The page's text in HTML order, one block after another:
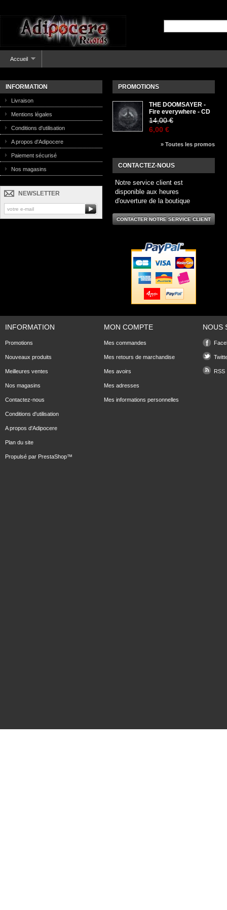
Accueil
INFORMATION
Livraison
Mentions légales
Conditions d'utilisation
A propos d'Adipocere
Paiement sécurisé
Nos magasins
NEWSLETTER
PROMOTIONS
THE DOOMSAYER -
Fire everywhere - CD
14,00 €
6,00 €
» Toutes les promos
CONTACTEZ-NOUS
Notre service client est
disponible aux heures
d'ouverture de la boutique
CONTACTER NOTRE SERVICE CLIENT
INFORMATION
Promotions
Nouveaux produits
Meilleures ventes
Nos magasins
Contactez-nous
Conditions d'utilisation
A propos d'Adipocere
Plan du site
Propulsé par PrestaShop™
MON COMPTE
Mes commandes
Mes retours de marchandise
Mes avoirs
Mes adresses
Mes informations personnelles
NOUS
RSS